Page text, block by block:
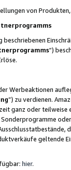
von
“)
Werbeaktionen
”) zu verdienen.
ganz oder
geltende
hier.